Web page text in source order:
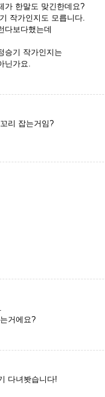
가 한말도 맞긴한데요?
작가인지도 모릅니다.
다보다했는데
승기 작가인지는
닌가요.
리 잡는거임?
거에요?
다녀봣습니다!